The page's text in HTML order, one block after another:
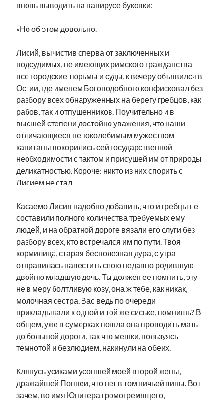
вновь выводить на папирусе буковки:
«Но об этом довольно.
Лисий, вычистив сперва от заключенных и
подсудимых, не имеющих римского гражданства,
все городские тюрьмы и суды, к вечеру объявился в
Остии, где именем Богоподобного конфисковал без
разбору всех обнаруженных на берегу гребцов, как
рабов, так и отпущенников. Поучительно и в
высшей степени достойно уважения, что наши
отличающиеся непоколебимым мужеством
капитаны покорились сей государственной
необходимости с тактом и присущей им от природы
деликатностью. Короче: никто из них спорить с
Лисием не стал.
Касаемо Лисия надобно добавить, что и гребцы не
составили полного количества требуемых ему
людей, и на обратной дороге вязали его слуги без
разбору всех, кто встречался им по пути. Твоя
кормилица, старая бесполезная дура, с утра
отправилась навестить свою недавно родившую
двойню младшую дочь. Ты должен ее помнить, эту
не в меру болтливую козу, она ж тебе, как никак,
молочная сестра. Вас ведь по очереди
прикладывали к одной и той же сиське, помнишь? В
общем, уже в сумерках пошла она проводить мать
до большой дороги, так что мешки, пользуясь
темнотой и безлюдием, накинули на обеих.
Клянусь усиками усопшей моей второй жены,
дражайшей Поппеи, что нет в том ничьей вины. Вот
зачем, во имя Юпитера громогремящего,